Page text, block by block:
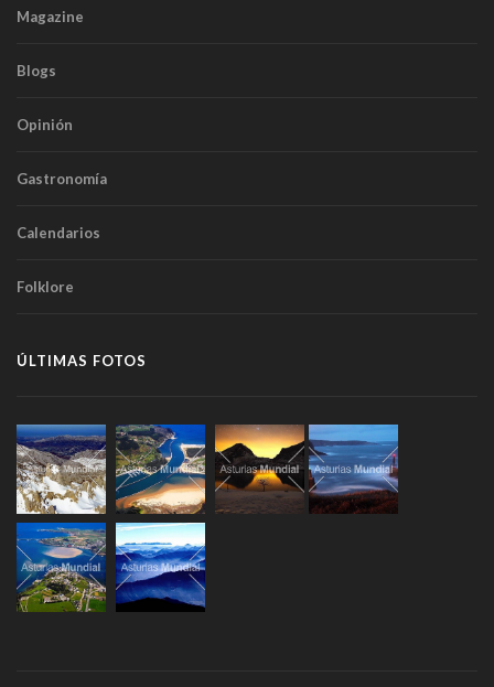
Magazine
Blogs
Opinión
Gastronomía
Calendarios
Folklore
ÚLTIMAS FOTOS